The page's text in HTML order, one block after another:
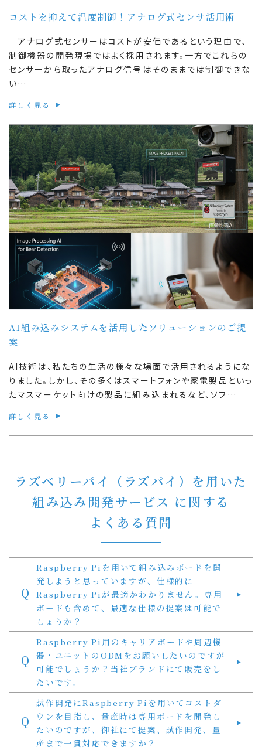
コストを抑えて温度制御！アナログ式センサ活用術
アナログ式センサーはコストが安価であるという理由で、
制御機器の開発現場ではよく採用されます。一方でこれらの
センサーから取ったアナログ信号はそのままでは制御できな
い…
詳しく見る
AI組み込みシステムを活用したソリューションのご提
案
AI技術は、私たちの生活の様々な場面で活用されるようにな
りました。しかし、その多くはスマートフォンや家電製品といっ
たマスマーケット向けの製品に組み込まれるなど、ソフ…
詳しく見る
ラズベリーパイ（ラズパイ）を用いた
組み込み開発サービス に関する
よくある質問
Q
Raspberry Piを用いて組み込みボードを開
発しようと思っていますが、仕様的に
Raspberry Piが最適かわかりません。専用
ボードも含めて、最適な仕様の提案は可能で
しょうか？
Q
Raspberry Pi用のキャリアボードや周辺機
器・ユニットのODMをお願いしたいのですが
可能でしょうか？当社ブランドにて販売をし
たいです。
Q
試作開発にRaspberry Piを用いてコストダ
ウンを目指し、量産時は専用ボードを開発し
たいのですが、御社にて提案、試作開発、量
産まで一貫対応できますか？